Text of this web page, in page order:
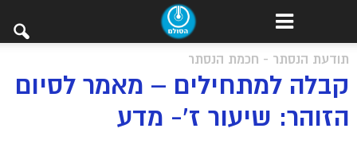
תודעת הנסתר - חכמת הנסתר
קבלה למתחילים – מאמר לסיום
הזוהר: שיעור ז’- מדע